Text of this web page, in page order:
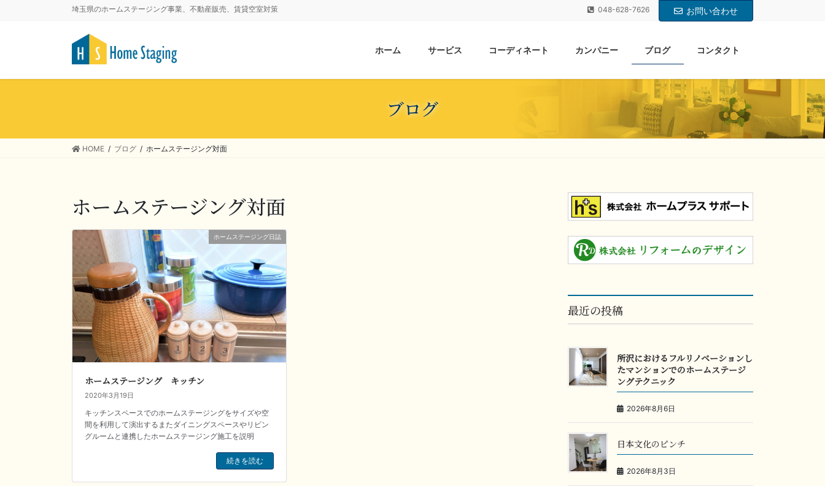
埼玉県のホームステージング事業、不動産販売、賃貸空室対策 048-628-7626 お問い合わせ
ホーム サービス コーディネート カンパニー ブログ コンタクト
ブログ
HOME ブログ ホームステージング対面
ホームステージング対面
ホームステージング日誌
ホームステージング キッチン
2020年3月19日
キッチンスペースでのホームステージングをサイズや空
間を利用して演出するまたダイニングスペースやリビン
グルームと連携したホームステージング施工を説明
続きを読む
最近の投稿
所沢におけるフルリノベーションし
たマンションでのホームステージ
ングテクニック
2026年8月6日
日本文化のピンチ
2026年8月3日